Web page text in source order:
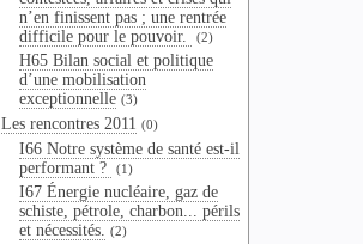
n’en finissent pas ; une rentrée
difficile pour le pouvoir.
(2)
H65 Bilan social et politique
d’une mobilisation
exceptionnelle (3)
Les rencontres 2011 (0)
I66 Notre système de santé est-il
performant ?
(1)
I67 Énergie nucléaire, gaz de
schiste, pétrole, charbon... périls
et nécessités. (2)